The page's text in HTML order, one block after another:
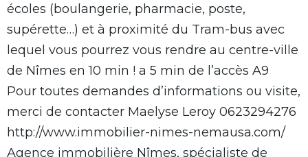
écoles (boulangerie, pharmacie, poste,
supérette…) et à proximité du Tram-bus avec
lequel vous pourrez vous rendre au centre-ville
de Nîmes en 10 min ! a 5 min de l’accès A9
Pour toutes demandes d’informations ou visite,
merci de contacter Maelyse Leroy 0623294276
http://www.immobilier-nimes-nemausa.com/
Agence immobilière Nîmes, spécialiste de